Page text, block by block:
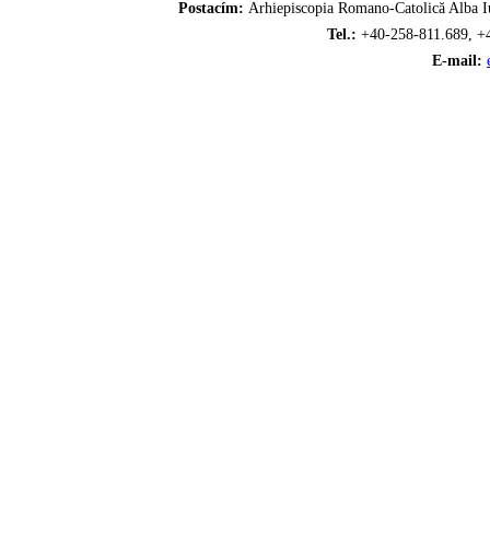
Postacím: Arhiepiscopia Romano-Catolică
Tel.: +40-258-811.689,
E-mail: